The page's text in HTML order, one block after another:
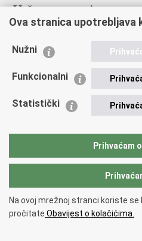
Važne poveznice
Ministarstvo unutarnjih poslova
Udruge
Policijska akademija
Zaklada policijske solidarnosti
Vučetić"
Copyright © 2026 Policijska uprava
korištenja.Izjava o pristupačnosti.
Ova stranica upotrebljava
Nužni
Funkcionalni
Statistički
Prihvaćam
Na ovoj mrežnoj stranci koriste se
pročitate Obavijest o kolačićima.